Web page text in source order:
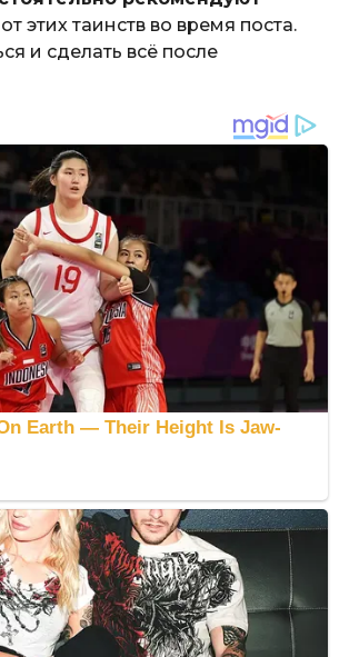
от этих таинств во время поста.
и сделать всё после